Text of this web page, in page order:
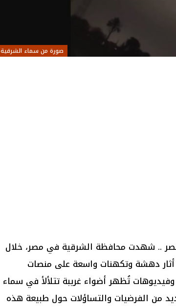
صورة من سماء الشرقية
.. شهدت محافظة الشرقية في مصر، خلال
أثار دهشة وتكهنات واسعة على منصات
تُظهر أضواء غريبة تتلألأ في سماء
من الفرضيات والتساؤلات حول طبيعة هذه